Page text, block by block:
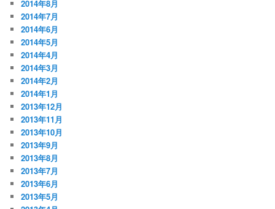
2014年8月
2014年7月
2014年6月
2014年5月
2014年4月
2014年3月
2014年2月
2014年1月
2013年12月
2013年11月
2013年10月
2013年9月
2013年8月
2013年7月
2013年6月
2013年5月